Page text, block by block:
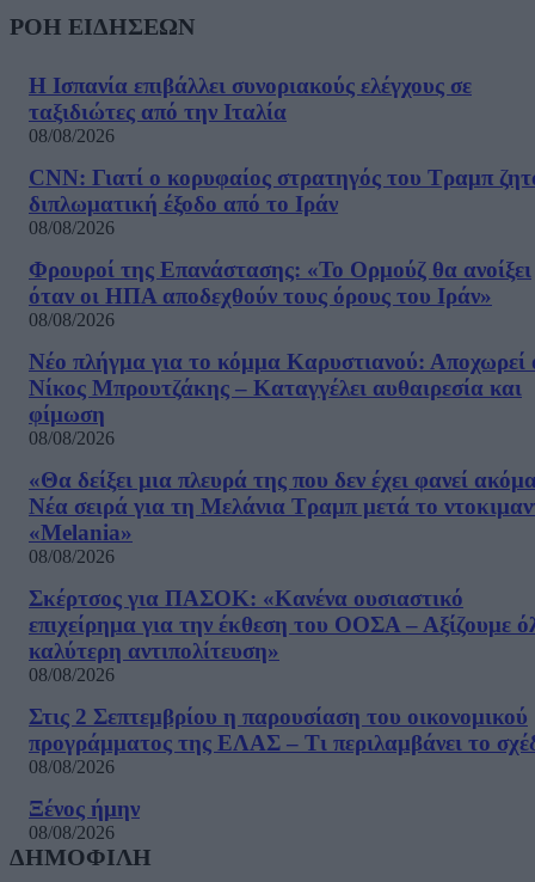
ΡΟΗ ΕΙΔΗΣΕΩΝ
Η Ισπανία επιβάλλει συνοριακούς ελέγχους σε
ταξιδιώτες από την Ιταλία
08/08/2026
CNN: Γιατί ο κορυφαίος στρατηγός του Τραμπ
διπλωματική έξοδο από το Ιράν
08/08/2026
Φρουροί της Επανάστασης: «Το Ορμούζ θα ανοίξει
όταν οι ΗΠΑ αποδεχθούν τους όρους του Ιράν»
08/08/2026
Νέο πλήγμα για το κόμμα Καρυστιανού: Αποχωρεί
Νίκος Μπρουτζάκης – Καταγγέλει αυθαιρεσία και
φίμωση
08/08/2026
«Θα δείξει μια πλευρά της που δεν έχει φανεί
Νέα σειρά για τη Μελάνια Τραμπ μετά το
«Melania»
08/08/2026
Σκέρτσος για ΠΑΣΟΚ: «Κανένα ουσιαστικό
επιχείρημα για την έκθεση του ΟΟΣΑ – Αξίζουμε
καλύτερη αντιπολίτευση»
08/08/2026
Στις 2 Σεπτεμβρίου η παρουσίαση του οικονομικού
προγράμματος της ΕΛΑΣ – Τι περιλαμβάνει το
08/08/2026
Ξένος ήμην
08/08/2026
ΔΗΜΟΦΙΛΗ